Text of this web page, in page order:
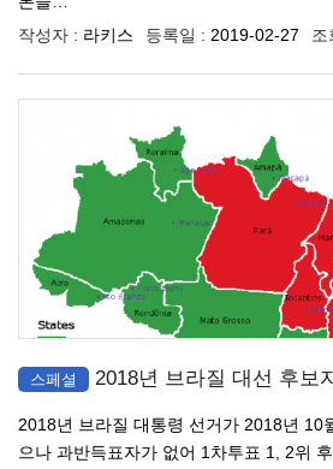
작성자 : 라키스 등록일 : 2019-02-27 조
스페셜 2018년 브라질 대선 후보
2018년 브라질 대통령 선거가 2018년 10
으나 과반득표자가 없어 1차투표 1, 2위